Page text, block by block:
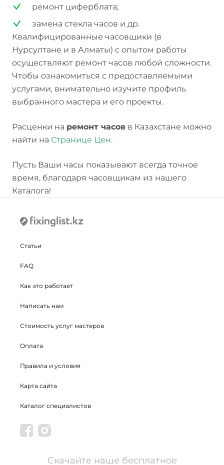
ремонт циферблата;
замена стекла часов и др.
Квалифицированные часовщики (в
Нурсултане и в Алматы) с опытом работы
осуществляют ремонт часов любой сложности.
Чтобы ознакомиться с предоставляемыми
услугами, внимательно изучите профиль
выбранного мастера и его проекты.
Расценки на ремонт часов в Казахстане можно
найти на Странице Цен.
Пусть Ваши часы показывают всегда точное
время, благодаря часовщикам из нашего
Каталога!
Статьи
FAQ
Как это работает
Написать нам
Стоимость услуг мастеров
Оплата
Правила и условия
Карта сайта
Каталог специалистов
Скачайте наше бесплатное